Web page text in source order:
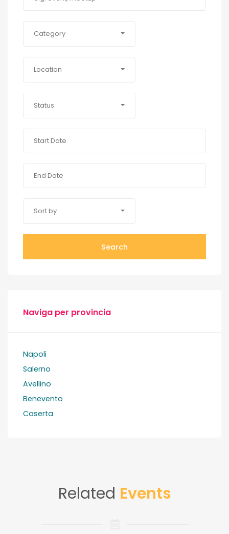
Category
Location
Status
Sort by
Search
Naviga per provincia
Napoli
Salerno
Avellino
Benevento
Caserta
Related Events